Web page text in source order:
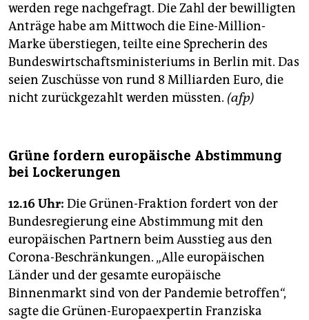
werden rege nachgefragt. Die Zahl der bewilligten
Anträge habe am Mittwoch die Eine-Million-
Marke überstiegen, teilte eine Sprecherin des
Bundeswirtschaftsministeriums in Berlin mit. Das
seien Zuschüsse von rund 8 Milliarden Euro, die
nicht zurückgezahlt werden müssten. (afp)
Grüne fordern europäische Abstimmung
bei Lockerungen
12.16 Uhr: Die Grünen-Fraktion fordert von der
Bundesregierung eine Abstimmung mit den
europäischen Partnern beim Ausstieg aus den
Corona-Beschränkungen. „Alle europäischen
Länder und der gesamte europäische
Binnenmarkt sind von der Pandemie betroffen“,
sagte die Grünen-Europaexpertin Franziska